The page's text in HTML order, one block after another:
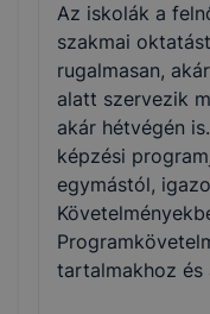
Az iskolák a
szakmai
rugalmasan,
alatt szervezik
akár hétvégén
képzési
egymástól,
tartalmakhoz és